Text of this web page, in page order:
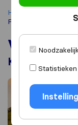
Home Verhuizen
Frankrijk
Kosten,